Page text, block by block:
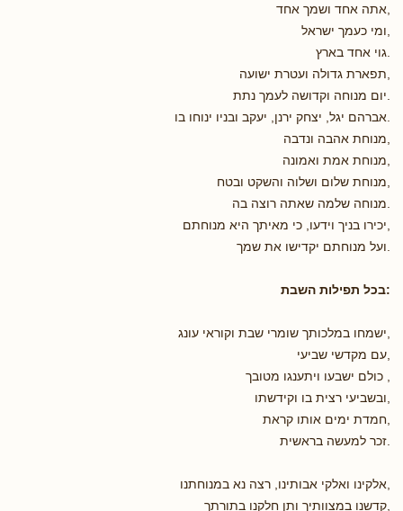
,אתה אחד ושמך אחד
,ומי כעמך ישראל
.גוי אחד בארץ
,תפארת גדולה ועטרת ישועה
.יום מנוחה וקדושה לעמך נתת
.אברהם יגל, יצחק ירנן, יעקב ובניו ינוחו בו
,מנוחת אהבה ונדבה
,מנוחת אמת ואמונה
,מנוחת שלום ושלוה והשקט ובטח
.מנוחה שלמה שאתה רוצה בה
,יכירו בניך וידעו, כי מאיתך היא מנוחתם
.ועל מנוחתם יקדישו את שמך
:בכל תפילות השבת
,ישמחו במלכותך שומרי שבת וקוראי עונג
,עם מקדשי שביעי
, כולם ישבעו ויתענגו מטובך
,ובשביעי רצית בו וקידשתו
,חמדת ימים אותו קראת
.זכר למעשה בראשית
,אלקינו ואלקי אבותינו, רצה נא במנוחתנו
,קדשנו במצוותיך ותן חלקנו בתורתך